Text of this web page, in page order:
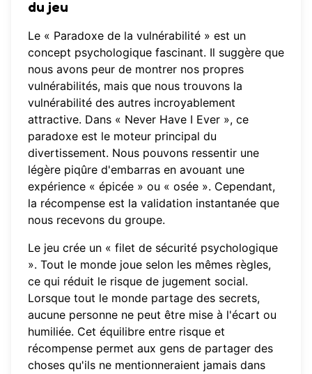
du jeu
Le « Paradoxe de la vulnérabilité » est un
concept psychologique fascinant. Il suggère que
nous avons peur de montrer nos propres
vulnérabilités, mais que nous trouvons la
vulnérabilité des autres incroyablement
attractive. Dans « Never Have I Ever », ce
paradoxe est le moteur principal du
divertissement. Nous pouvons ressentir une
légère piqûre d'embarras en avouant une
expérience « épicée » ou « osée ». Cependant,
la récompense est la validation instantanée que
nous recevons du groupe.
Le jeu crée un « filet de sécurité psychologique
». Tout le monde joue selon les mêmes règles,
ce qui réduit le risque de jugement social.
Lorsque tout le monde partage des secrets,
aucune personne ne peut être mise à l'écart ou
humiliée. Cet équilibre entre risque et
récompense permet aux gens de partager des
choses qu'ils ne mentionneraient jamais dans